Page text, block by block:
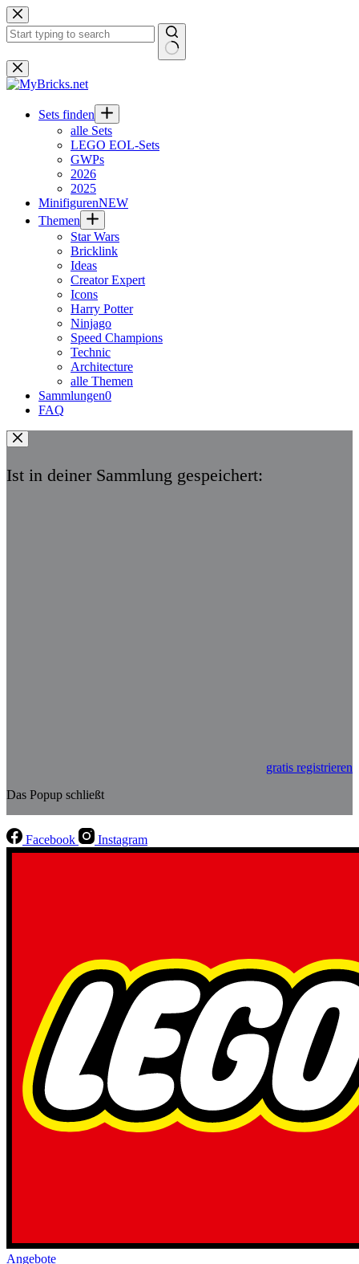
Zum
Inhalt
springen
Keine
Ergebnisse
Sets finden
alle Sets
LEGO EOL-Sets
GWPs
2026
2025
MinifigurenNEW
Themen
Star Wars
Bricklink
Ideas
Creator Expert
Icons
Harry Potter
Ninjago
Speed Champions
Technic
Architecture
alle Themen
Sammlungen0
FAQ
Ist in deiner Sammlung gespeichert:
gratis registrieren
Das Popup schließt
Facebook Instagram
Angebote